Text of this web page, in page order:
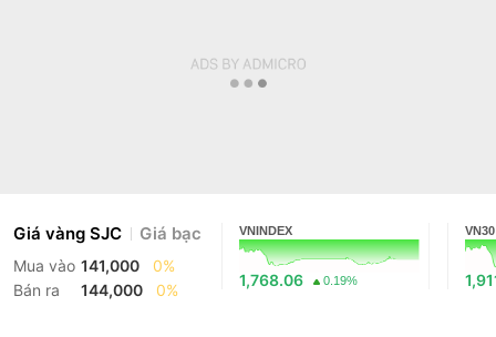
Giá vàng SJC Giá bạc
Mua vào 141,000
0%
Bán ra
144,000 0%
VNINDEX
1,768.06 0.19%
VN30